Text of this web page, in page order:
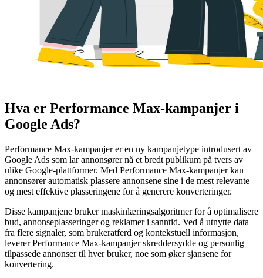
Hva er Performance Max-kampanjer i
Google Ads?
Performance Max-kampanjer er en ny kampanjetype introdusert av
Google Ads som lar annonsører nå et bredt publikum på tvers av
ulike Google-plattformer. Med Performance Max-kampanjer kan
annonsører automatisk plassere annonsene sine i de mest relevante
og mest effektive plasseringene for å generere konverteringer.
Disse kampanjene bruker maskinlæringsalgoritmer for å optimalisere
bud, annonseplasseringer og reklamer i sanntid. Ved å utnytte data
fra flere signaler, som brukeratferd og kontekstuell informasjon,
leverer Performance Max-kampanjer skreddersydde og personlig
tilpassede annonser til hver bruker, noe som øker sjansene for
konvertering.